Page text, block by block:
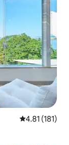
औसत रेटिंग 5 में से
4.81 (181)